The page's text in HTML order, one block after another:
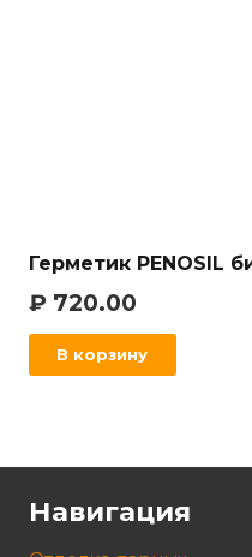
Герметик PENOSIL
₽ 720.00
В корзину
Навигация